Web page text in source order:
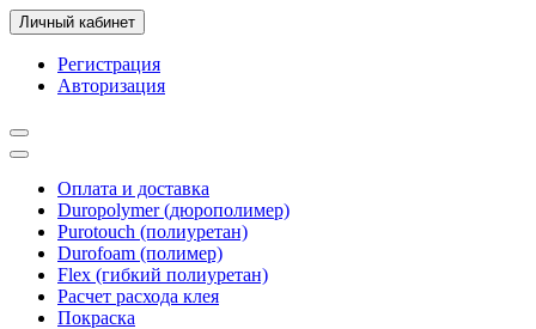
Личный кабинет
Регистрация
Авторизация
Оплата и доставка
Duropolymer (дюрополимер)
Purotouch (полиуретан)
Durofoam (полимер)
Flex (гибкий полиуретан)
Расчет расхода клея
Покраска